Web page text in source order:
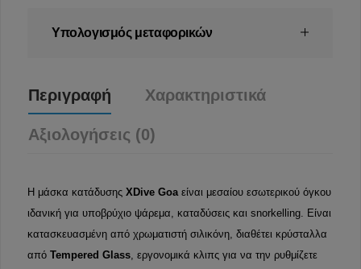
Υπολογισμός μεταφορικών
Περιγραφή Χαρακτηριστικά
Αξιολογήσεις (0)
Η μάσκα κατάδυσης XDive Goa είναι μεσαίου εσωτερικού όγκου
ιδανική για υποβρύχιο ψάρεμα, καταδύσεις και snorkelling. Είναι
κατασκευασμένη από χρωματιστή σιλικόνη, διαθέτει κρύσταλλα
από Tempered Glass, εργονομικά κλιπς για να την ρυθμίζετε